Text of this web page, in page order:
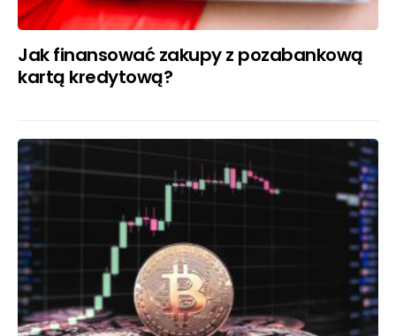
Jak finansować zakupy z pozabankową
kartą kredytową?